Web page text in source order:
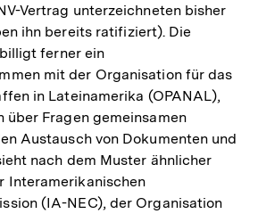
Vertrag unterzeichneten bisher
ihn bereits ratifiziert). Die
ferner ein
mit der Organisation für das
in Lateinamerika (OPANAL),
über Fragen gemeinsamen
Austausch von Dokumenten und
nach dem Muster ähnlicher
Interamerikanischen
(IA-NEC), der Organisation